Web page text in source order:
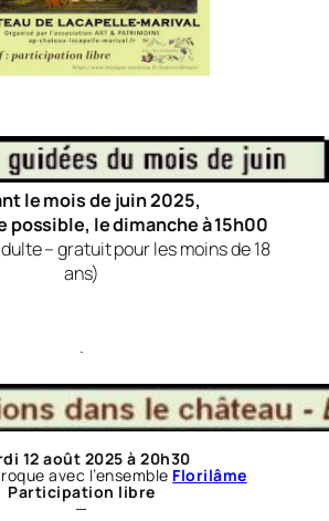
le mois de juin 2025,
possible, le dimanche à 15h00
–gratuit pour les moins de 18
ans)
.
12 août 2025 à 20h30
avec l’ensemble Florilâme
Participation libre
—